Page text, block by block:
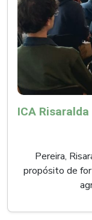
Pereira,
propósito de